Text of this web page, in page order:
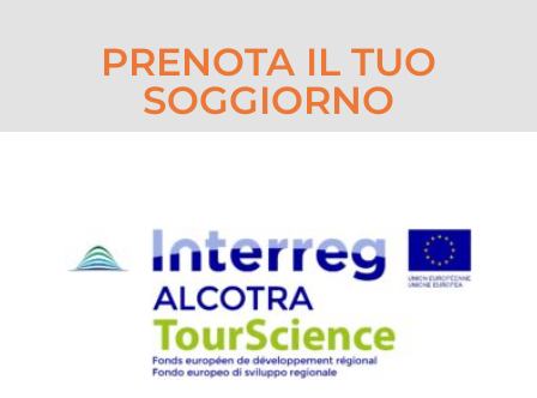
PRENOTA IL TUO
SOGGIORNO